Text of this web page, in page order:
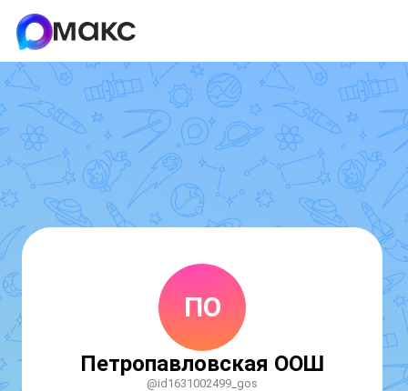
ПО
Петропавловская ООШ
@id1631002499_gos